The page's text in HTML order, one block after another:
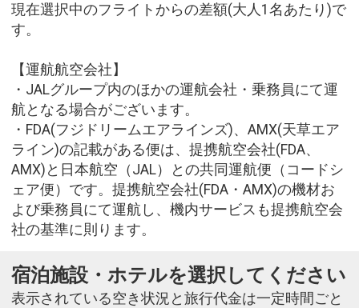
現在選択中のフライトからの差額(大人1名あたり)で
す。
【運航航空会社】
・JALグループ内のほかの運航会社・乗務員にて運
航となる場合がございます。
・FDA(フジドリームエアラインズ)、AMX(天草エア
ライン)の記載がある便は、提携航空会社(FDA、
AMX)と日本航空（JAL）との共同運航便（コードシ
ェア便）です。提携航空会社(FDA・AMX)の機材お
よび乗務員にて運航し、機内サービスも提携航空会
社の基準に則ります。
宿泊施設・ホテルを選択してください
表示されている空き状況と旅行代金は一定時間ごと